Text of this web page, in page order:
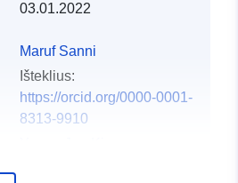
03.01.2022
Maruf Sanni
Išteklius:
https://orcid.org/0000-0001-
8313-9910